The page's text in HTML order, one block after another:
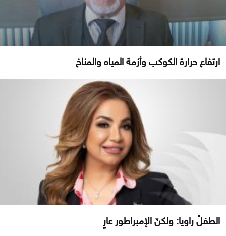
ارتفاع حرارة الكوكب وأزمة المياه والمناخ
الطفلُ راويا: ولكنّ الإمبراطور عارٍ